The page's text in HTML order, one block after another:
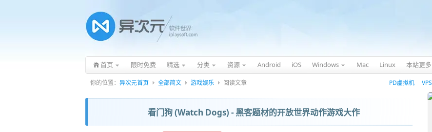
首页 限时免费 精选 分类 资源 Android iOS Windows Mac Linux 本站更多
你的位置： 异次元首页 全部简文 游戏娱乐 阅读文章 PD虚拟机 VPS
看门狗 (Watch Dogs) - 黑客题材的开放世界动作游戏大作